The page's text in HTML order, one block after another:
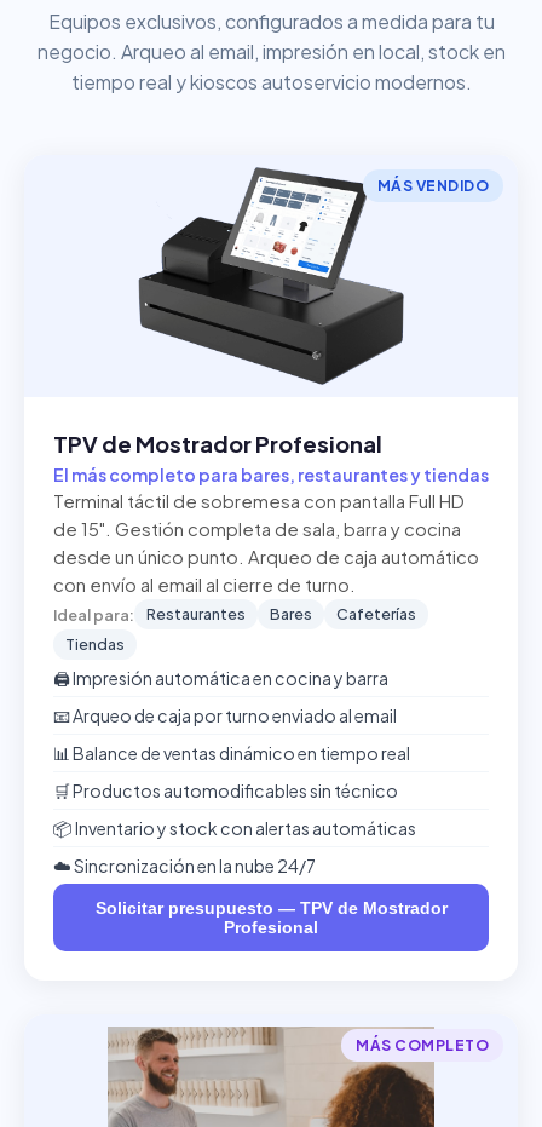
Equipos exclusivos, configurados a medida para tu
negocio. Arqueo al email, impresión en local, stock en
tiempo real y kioscos autoservicio modernos.
MÁS VENDIDO
TPV de Mostrador Profesional
El más completo para bares, restaurantes y tiendas
Terminal táctil de sobremesa con pantalla Full HD
de 15". Gestión completa de sala, barra y cocina
desde un único punto. Arqueo de caja automático
con envío al email al cierre de turno.
Ideal para: Restaurantes Bares
Cafeterías
Tiendas
🖨️ Impresión automática en cocina y barra
📧 Arqueo de caja por turno enviado al email
📊 Balance de ventas dinámico en tiempo real
🛒 Productos automodificables sin técnico
📦 Inventario y stock con alertas automáticas
☁️ Sincronización en la nube 24/7
Solicitar presupuesto — TPV de Mostrador
Profesional
MÁS COMPLETO